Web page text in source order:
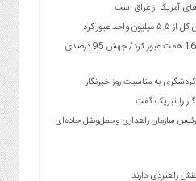
عبور کرد
درآمدهای عملیاتی بانك ملت از 160 همت عبور كرد/ جهش 95 درصدی
به مناسبت روز خبرنگار
را تبریک گفت
سازمان راهداری وحمل‌ونقل جاده‌ای
راهبردی دارند